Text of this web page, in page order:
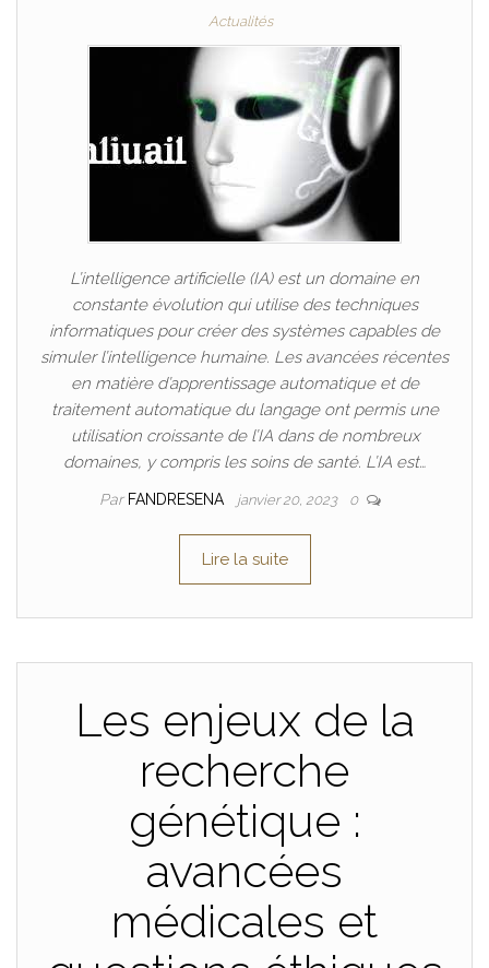
Actualités
L’intelligence artificielle (IA) est un domaine en
constante évolution qui utilise des techniques
informatiques pour créer des systèmes capables de
simuler l’intelligence humaine. Les avancées récentes
en matière d’apprentissage automatique et de
traitement automatique du langage ont permis une
utilisation croissante de l’IA dans de nombreux
domaines, y compris les soins de santé. L’IA est…
Par FANDRESENA janvier 20, 2023 0
Lire la suite
Les enjeux de la
recherche
génétique :
avancées
médicales et